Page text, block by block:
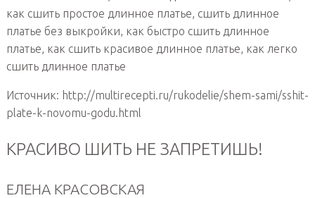
как сшить простое длинное платье, сшить длинное
платье без выкройки, как быстро сшить длинное
платье, как сшить красивое длинное платье, как легко
сшить длинное платье
Источник: http://multirecepti.ru/rukodelie/shem-sami/sshit-
plate-k-novomu-godu.html
КРАСИВО ШИТЬ НЕ ЗАПРЕТИШЬ!
ЕЛЕНА КРАСОВСКАЯ